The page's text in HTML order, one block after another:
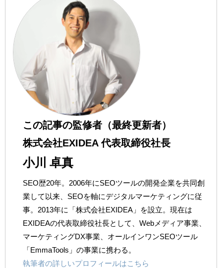
この記事の監修者（最終更新者）
株式会社EXIDEA 代表取締役社長
小川 卓真
SEO歴20年。2006年にSEOツールの開発企業を共同創
業して以来、SEOを軸にデジタルマーケティングに従
事。2013年に「株式会社EXIDEA」を設立。現在は
EXIDEAの代表取締役社長として、Webメディア事業、
マーケティングDX事業、オールインワンSEOツール
「EmmaTools」の事業に携わる。
執筆者の詳しいプロフィールはこちら